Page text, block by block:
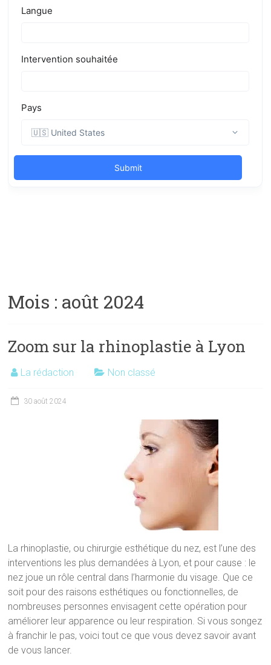
Mois : août 2024
Zoom sur la rhinoplastie à Lyon
La rédaction Non classé
30 août 2024
La rhinoplastie, ou chirurgie esthétique du nez, est l’une des
interventions les plus demandées à Lyon, et pour cause : le
nez joue un rôle central dans l’harmonie du visage. Que ce
soit pour des raisons esthétiques ou fonctionnelles, de
nombreuses personnes envisagent cette opération pour
améliorer leur apparence ou leur respiration. Si vous songez
à franchir le pas, voici tout ce que vous devez savoir avant
de vous lancer.